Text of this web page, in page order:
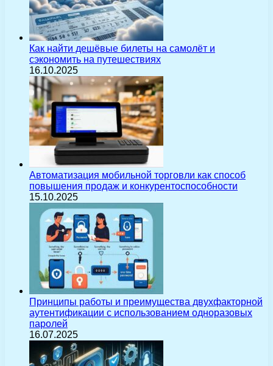
Как найти дешёвые билеты на самолёт и
сэкономить на путешествиях
16.10.2025
Автоматизация мобильной торговли как способ
повышения продаж и конкурентоспособности
15.10.2025
Принципы работы и преимущества двухфакторной
аутентификации с использованием одноразовых
паролей
16.07.2025